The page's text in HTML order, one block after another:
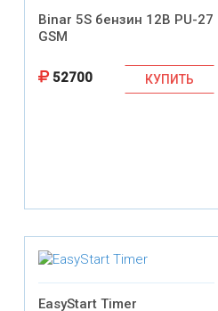
Binar 5S бензин 12В PU-27
GSM
52700 КУПИТЬ
EasyStart Timer